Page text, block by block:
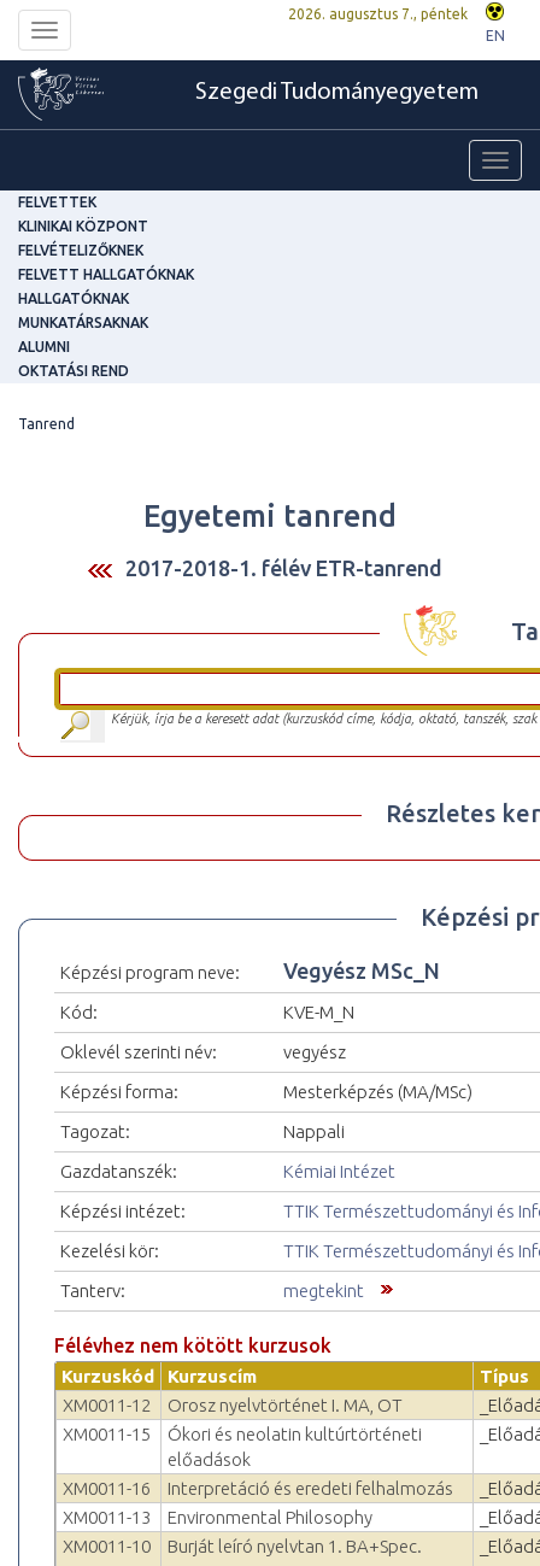
Toggle
navigation
2026. augusztus 7., péntek
EN
Szegedi Tudományegyetem
FELVETTEK
KLINIKAI KÖZPONT
FELVÉTELIZŐKNEK
FELVETT HALLGATÓKNAK
HALLGATÓKNAK
MUNKATÁRSAKNAK
ALUMNI
OKTATÁSI REND
Tanrend
Egyetemi tanrend
2017-2018-1. félév ETR-tanrend
Kérjük, írja be a keresett adat (kurzuskód címe, kódja, oktató, tanszék,
Részletes
Képzési
Képzési program neve: Vegyész MSc_N
Kód:
KVE-M_N
Oklevél szerinti név:
vegyész
Képzési forma:
Mesterképzés (MA/MSc)
Tagozat:
Nappali
Gazdatanszék:
Kémiai Intézet
Képzési intézet:
TTIK Természettudományi és
Kezelési kör:
TTIK Természettudományi és
Tanterv:
megtekint
Félévhez nem kötött kurzusok
Kurzuskód Kurzuscím
Típus
XM0011-12
Orosz nyelvtörténet I. MA, OT
XM0011-15
Ókori és neolatin kultúrtörténeti
előadások
XM0011-16 Interpretáció és eredeti felhalmozás
XM0011-13
Environmental Philosophy
XM0011-10
Burját leíró nyelvtan 1. BA+Spec.